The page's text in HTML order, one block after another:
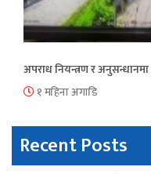
अपराध नियन्त्रण र
१ महिना अगाडि
Recent Posts